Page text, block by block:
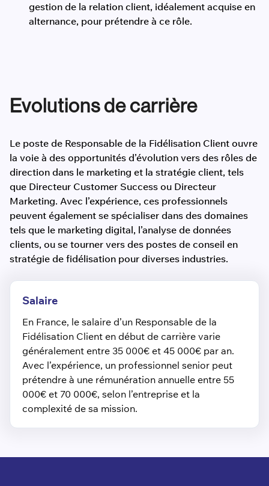
gestion de la relation client, idéalement acquise en
alternance, pour prétendre à ce rôle.
Evolutions de carrière
Le poste de Responsable de la Fidélisation Client ouvre
la voie à des opportunités d’évolution vers des rôles de
direction dans le marketing et la stratégie client, tels
que Directeur Customer Success ou Directeur
Marketing. Avec l’expérience, ces professionnels
peuvent également se spécialiser dans des domaines
tels que le marketing digital, l’analyse de données
clients, ou se tourner vers des postes de conseil en
stratégie de fidélisation pour diverses industries.
Salaire
En France, le salaire d’un Responsable de la
Fidélisation Client en début de carrière varie
généralement entre 35 000€ et 45 000€ par an.
Avec l’expérience, un professionnel senior peut
prétendre à une rémunération annuelle entre 55
000€ et 70 000€, selon l’entreprise et la
complexité de sa mission.